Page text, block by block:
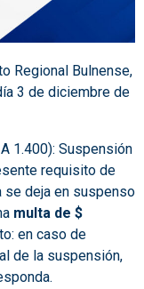
Regional Bulnense,
3 de diciembre de
1.400): Suspensión
requisito de
se deja en suspenso
multa de $
en caso de
de la suspensión,